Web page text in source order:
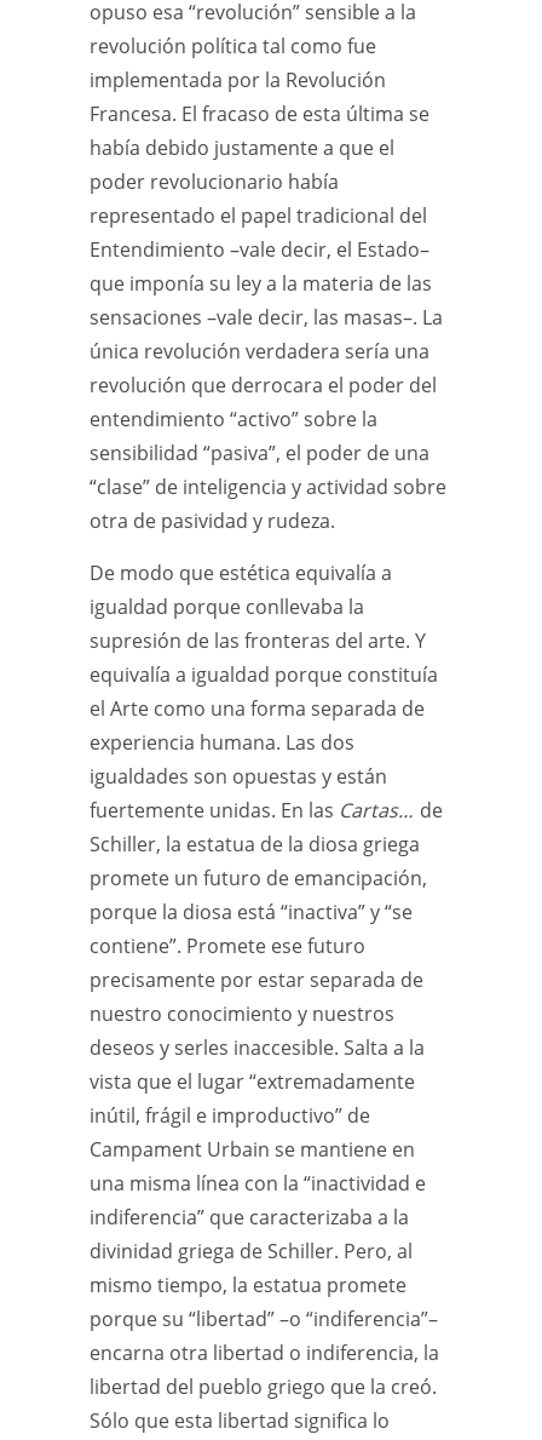
opuso esa “revolución” sensible a la
revolución política tal como fue
implementada por la Revolución
Francesa. El fracaso de esta última se
había debido justamente a que el
poder revolucionario había
representado el papel tradicional del
Entendimiento –vale decir, el Estado–
que imponía su ley a la materia de las
sensaciones –vale decir, las masas–. La
única revolución verdadera sería una
revolución que derrocara el poder del
entendimiento “activo” sobre la
sensibilidad “pasiva”, el poder de una
“clase” de inteligencia y actividad sobre
otra de pasividad y rudeza.
De modo que estética equivalía a
igualdad porque conllevaba la
supresión de las fronteras del arte. Y
equivalía a igualdad porque constituía
el Arte como una forma separada de
experiencia humana. Las dos
igualdades son opuestas y están
fuertemente unidas. En las Cartas… de
Schiller, la estatua de la diosa griega
promete un futuro de emancipación,
porque la diosa está “inactiva” y “se
contiene”. Promete ese futuro
precisamente por estar separada de
nuestro conocimiento y nuestros
deseos y serles inaccesible. Salta a la
vista que el lugar “extremadamente
inútil, frágil e improductivo” de
Campament Urbain se mantiene en
una misma línea con la “inactividad e
indiferencia” que caracterizaba a la
divinidad griega de Schiller. Pero, al
mismo tiempo, la estatua promete
porque su “libertad” –o “indiferencia”–
encarna otra libertad o indiferencia, la
libertad del pueblo griego que la creó.
Sólo que esta libertad significa lo